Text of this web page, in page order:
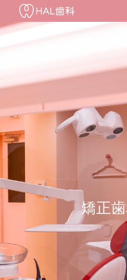
content
矯正